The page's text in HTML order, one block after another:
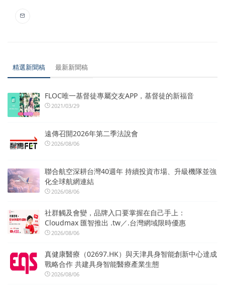
精選新聞稿 最新新聞稿
FLOC唯一基督徒專屬交友APP，基督徒的新福音
2021/03/29
遠傳召開2026年第二季法說會
2026/08/06
聯合航空深耕台灣40週年 持續投資市場、升級機隊並強
化全球航網連結
2026/08/06
社群觸及會變，品牌入口要掌握在自己手上：
Cloudmax 匯智推出 .tw／.台灣網域限時優惠
2026/08/06
真健康醫療（02697.HK）與天津具身智能創新中心達成
戰略合作 共建具身智能醫療產業生態
2026/08/06